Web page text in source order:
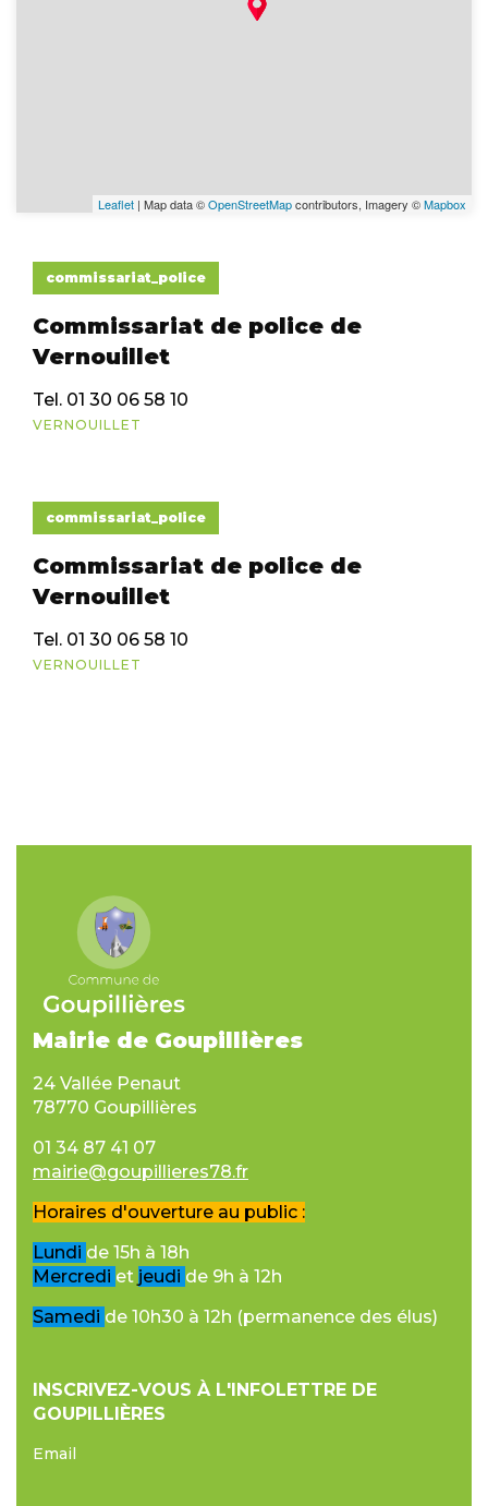
Leaflet | Map data ©OpenStreetMapcontributors, Imagery ©Mapbox
commissariat_police
Commissariat de police de
Vernouillet
Tel. 01 30 06 58 10
VERNOUILLET
commissariat_police
Commissariat de police de
Vernouillet
Tel. 01 30 06 58 10
VERNOUILLET
Mairie de Goupillières
24 Vallée Penaut
78770 Goupillières
01 34 87 41 07
mairie@goupillieres78.fr
Horaires d'ouverture au public :
Lundi de 15h à 18h
Mercredi et jeudi de 9h à 12h
Samedi de 10h30 à 12h (permanence des élus)
INSCRIVEZ-VOUS À L'INFOLETTRE DE
GOUPILLIÈRES
Email